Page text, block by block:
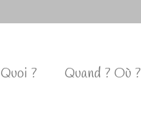
Quoi ? Quand ? Où ?